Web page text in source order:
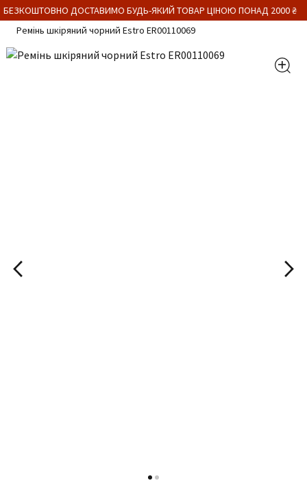
ДОСТАВИМО БУДЬ-ЯКИЙ ТОВАР ЦІНОЮ ПОНАД 2000 ₴
Ремінь шкіряний чорний Estro ER00110069